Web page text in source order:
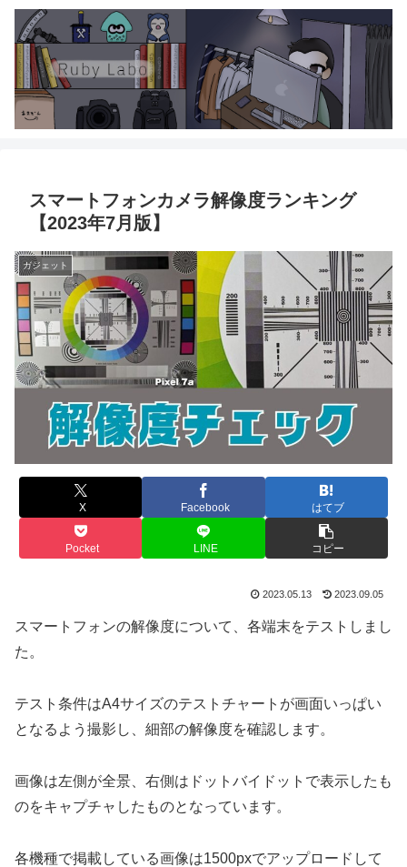
スマートフォンカメラ解像度ランキング
【2023年7月版】
ガジェット
X Facebook はてブ
Pocket LINE コピー
2023.05.13 2023.09.05
スマートフォンの解像度について、各端末をテストしまし
た。
テスト条件はA4サイズのテストチャートが画面いっぱい
となるよう撮影し、細部の解像度を確認します。
画像は左側が全景、右側はドットバイドットで表示したも
のをキャプチャしたものとなっています。
各機種で掲載している画像は1500pxでアップロードして